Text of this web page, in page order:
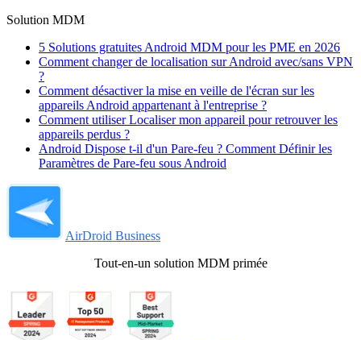
Solution MDM
5 Solutions gratuites Android MDM pour les PME en 2026
Comment changer de localisation sur Android avec/sans VPN
?
Comment désactiver la mise en veille de l'écran sur les
appareils Android appartenant à l'entreprise ?
Comment utiliser Localiser mon appareil pour retrouver les
appareils perdus ?
Android Dispose t-il d'un Pare-feu ? Comment Définir les
Paramètres de Pare-feu sous Android
AirDroid Business
Tout-en-un solution MDM primée